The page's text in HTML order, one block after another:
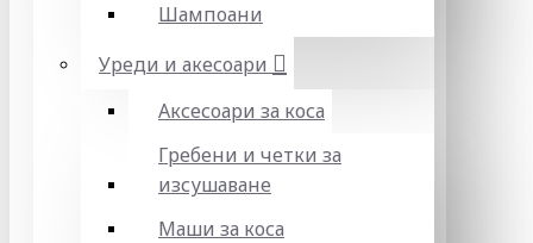
Шампоани
Уреди и акесоари
Аксесоари за коса
Гребени и четки за
изсушаване
Маши за коса